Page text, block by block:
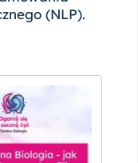
(NLP).